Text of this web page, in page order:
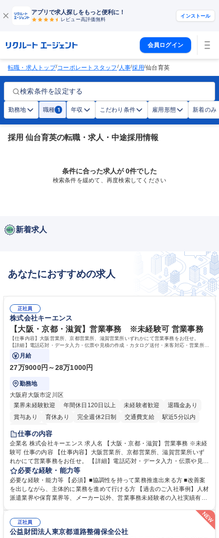
アプリで求人探しをもっと便利に！
レビュー高評価無料
インストール
会員ログイン
転職・求人トップ/コーポレートスタッフ/人事/採用/仙台育英
検索条件を設定する
勤務地 職種 1 年収 こだわり条件 雇用形態 新着のみ
採用 仙台育英の転職・求人・中途採用情報
条件に合った求人が 0件でした
検索条件を緩めて、再度検索してください
新着求人
あなたにおすすめの求人
正社員
株式会社キーエンス
【大阪・京都・滋賀】営業事務 ※未経験可 営業事務
【仕事内容】大阪営業所、京都営業所、滋賀営業所いずれかにて営業事務をお任せ。
【詳細】電話応対・データ入力・伝票や見積の作成・カタログ送付・来客対応・営業所内
で発生する事務業務や業務改善をお任せ。
月給
27万9000円～28万1000円
勤務地
大阪府大阪市淀川区
業界未経験歓迎
年間休日120日以上 未経験者歓迎
退職金あり
賞与あり
育休あり 完全週休2日制 交通費支給
駅近5分以内
土日祝休み
仕事の内容
企業名 株式会社キーエンス 求人名 【大阪・京都・滋賀】営業事務 ※未経
験可 仕事の内容 【仕事内容】大阪営業所、京都営業所、滋賀営業所いず
れかにて営業事務をお任せ。 【詳細】電話応対・データ入力・伝票や見積
の作成・カタログ送付・来客対応・営業所内で発生する事務業務や業務改
善をお任せ。 【教育制度】ご入社後、育成担当とペアになりながらOJTに
て業務を覚えていただくことが可能です。業務システムがきちんと構築さ
れているため、スムーズに仕事に慣れることができる環境です。また、
常に改善を目指す風土のため、安心して業務に取り組んでいただけます。
募集職種 【大阪・京都・滋賀】営業事務 ※未経験可
必要な経験・能力等
必要な経験・能力等 【必須】■協調性を持って業務推進出来る方 ■改善案
を出しながら、主体的に業務を進めて行ける方 【過去のご入社事例】人材
派遣業界や保育業界等、メーカー以外、営業事務未経験者の入社実績有
により、キーエンスの付加価値向上に貢献します。ベースの定型業務に加
えて、お客様や社員の状況に合わせ、能動的なサポート、改善の動きも期
待され。組織を支えるスペシャリストとして、チームに貢献し、結果的に
正社員
公益財団法人東京都道路整備保全公社